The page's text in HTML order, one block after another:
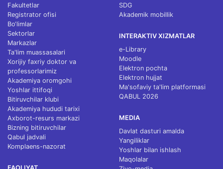
Fakultetlar
Registrator ofisi
Bo‘limlar
Sektorlar
Markazlar
Ta'lim muassasalari
Xorijiy faxriy doktor va
professorlarimiz
Akademiya oromgohi
Yoshlar ittifoqi
Bitiruvchilar klubi
Akademiya hududi tarixi
Axborot-resurs markazi
Bizning bitiruvchilar
Qabul jadvali
Komplaens-nazorat
SDG
Akademik mobillik
INTERAKTIV XIZMATLAR
e-Library
Moodle
Elektron pochta
Elektron hujjat
Ma'sofaviy ta'lim platformasi
QABUL 2026
MEDIA
Davlat dasturi amalda
Yangiliklar
Yoshlar bilan ishlash
Maqolalar